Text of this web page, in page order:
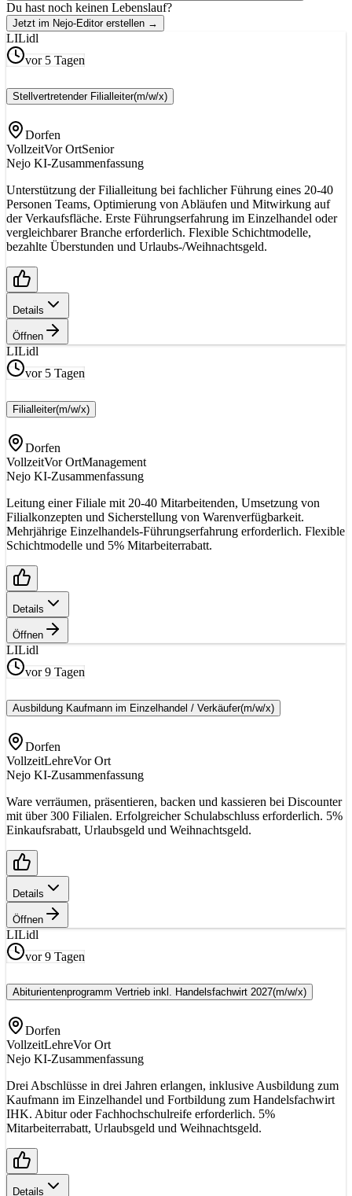
Du hast noch keinen Lebenslauf?
Jetzt im Nejo-Editor erstellen →
LILidl
vor 5 Tagen
Stellvertretender Filialleiter(m/w/x)
Dorfen
VollzeitVor OrtSenior
Nejo KI-Zusammenfassung
Unterstützung der Filialleitung bei fachlicher Führung eines 20-40
Personen Teams, Optimierung von Abläufen und Mitwirkung auf
der Verkaufsfläche. Erste Führungserfahrung im Einzelhandel oder
vergleichbarer Branche erforderlich. Flexible Schichtmodelle,
bezahlte Überstunden und Urlaubs-/Weihnachtsgeld.
Details
Öffnen
LILidl
vor 5 Tagen
Filialleiter(m/w/x)
Dorfen
VollzeitVor OrtManagement
Nejo KI-Zusammenfassung
Leitung einer Filiale mit 20-40 Mitarbeitenden, Umsetzung von
Filialkonzepten und Sicherstellung von Warenverfügbarkeit.
Mehrjährige Einzelhandels-Führungserfahrung erforderlich. Flexible
Schichtmodelle und 5% Mitarbeiterrabatt.
Details
Öffnen
LILidl
vor 9 Tagen
Ausbildung Kaufmann im Einzelhandel / Verkäufer(m/w/x)
Dorfen
VollzeitLehreVor Ort
Nejo KI-Zusammenfassung
Ware verräumen, präsentieren, backen und kassieren bei Discounter
mit über 300 Filialen. Erfolgreicher Schulabschluss erforderlich. 5%
Einkaufsrabatt, Urlaubsgeld und Weihnachtsgeld.
Details
Öffnen
LILidl
vor 9 Tagen
Abiturientenprogramm Vertrieb inkl. Handelsfachwirt 2027(m/w/x)
Dorfen
VollzeitLehreVor Ort
Nejo KI-Zusammenfassung
Drei Abschlüsse in drei Jahren erlangen, inklusive Ausbildung zum
Kaufmann im Einzelhandel und Fortbildung zum Handelsfachwirt
IHK. Abitur oder Fachhochschulreife erforderlich. 5%
Mitarbeiterrabatt, Urlaubsgeld und Weihnachtsgeld.
Details